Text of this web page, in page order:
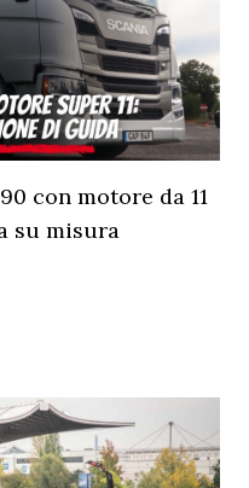
con motore da 11
su misura